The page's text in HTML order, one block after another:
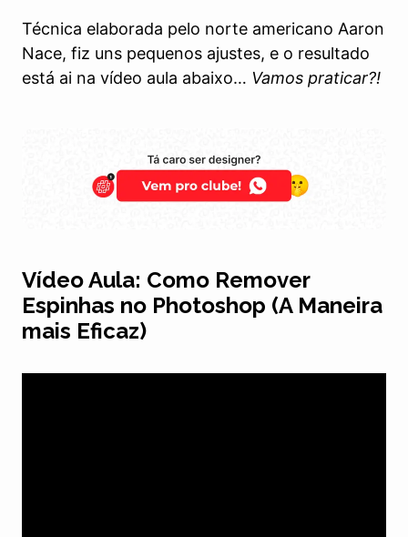
Técnica elaborada pelo norte americano Aaron
Nace, fiz uns pequenos ajustes, e o resultado
está ai na vídeo aula abaixo… Vamos praticar?!
Vídeo Aula: Como Remover
Espinhas no Photoshop (A Maneira
mais Eficaz)